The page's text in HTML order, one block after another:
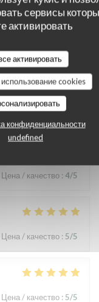
сервисы
активировать
активировать
cookies
конфиденциальности
undefined
Цена / качество:5
Цена / качество : 4/5
Цена / качество : 5/5
Цена / качество : 5/5